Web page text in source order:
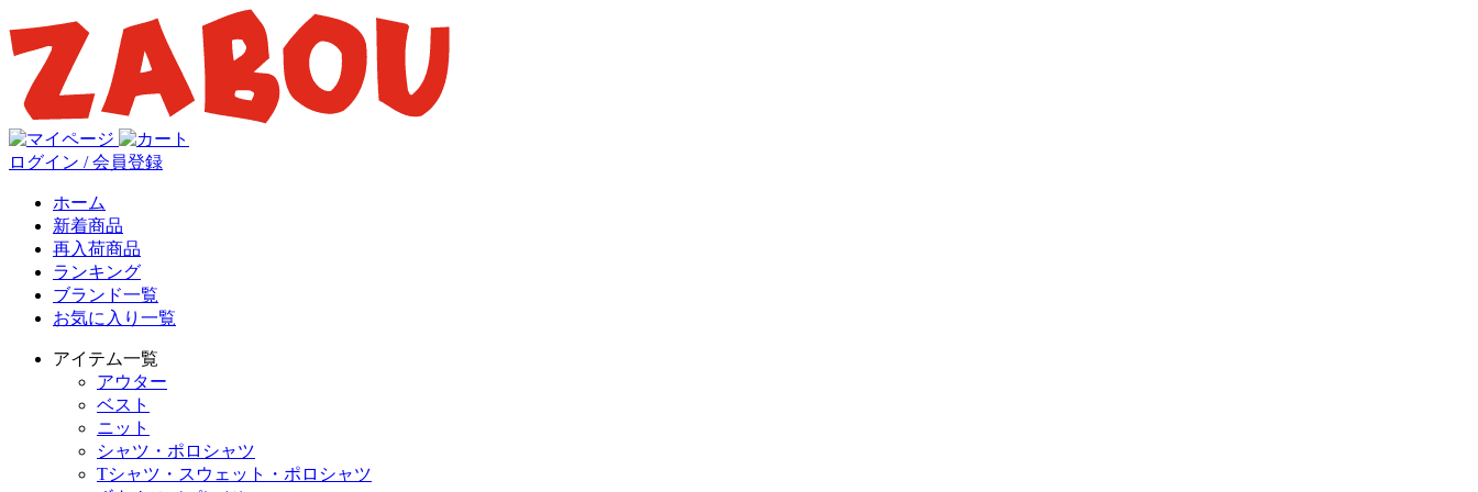
ログイン / 会員登録
ホーム
新着商品
再入荷商品
ランキング
ブランド一覧
お気に入り一覧
アイテム一覧
アウター
ベスト
ニット
シャツ・ポロシャツ
Tシャツ・スウェット・ポロシャツ